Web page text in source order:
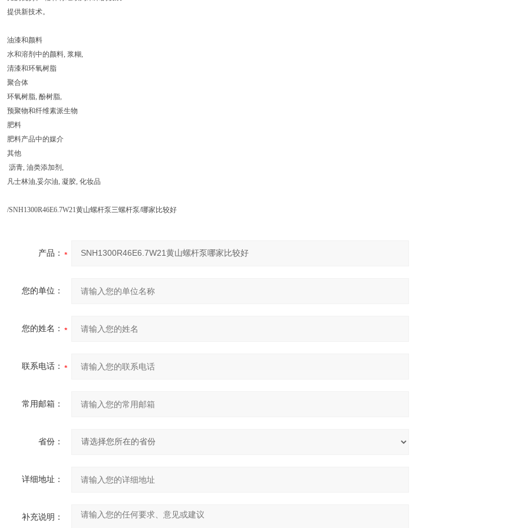
提供新技术。
油漆和颜料
水和溶剂中的颜料, 浆糊,
清漆和环氧树脂
聚合体
环氧树脂, 酚树脂,
预聚物和纤维素派生物
肥料
肥料产品中的媒介
其他
沥青, 油类添加剂,
凡士林油,妥尔油, 凝胶, 化妆品
/SNH1300R46E6.7W21黄山螺杆泵三螺杆泵/哪家比较好
产品：
您的单位：
您的姓名：
联系电话：
常用邮箱：
省份：
详细地址：
补充说明：